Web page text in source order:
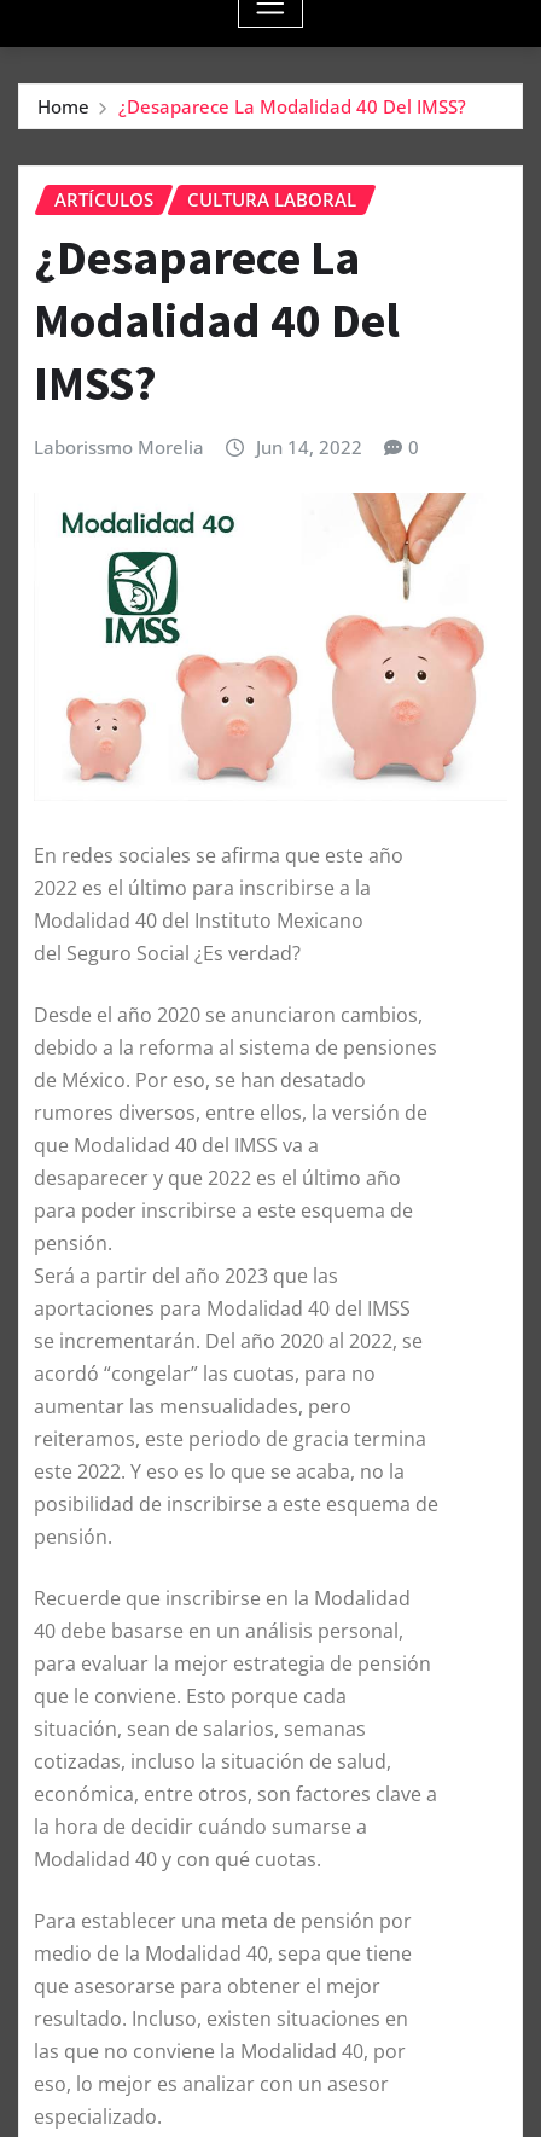
Home ¿Desaparece La Modalidad 40 Del IMSS?
ARTÍCULOS CULTURA LABORAL
¿Desaparece La
Modalidad 40 Del
IMSS?
Laborissmo Morelia Jun 14, 2022 0
En redes sociales se afirma que este año
2022 es el último para inscribirse a la
Modalidad 40 del Instituto Mexicano
del Seguro Social ¿Es verdad?
Desde el año 2020 se anunciaron cambios,
debido a la reforma al sistema de pensiones
de México. Por eso, se han desatado
rumores diversos, entre ellos, la versión de
que Modalidad 40 del IMSS va a
desaparecer y que 2022 es el último año
para poder inscribirse a este esquema de
pensión.
Será a partir del año 2023 que las
aportaciones para Modalidad 40 del IMSS
se incrementarán. Del año 2020 al 2022, se
acordó “congelar” las cuotas, para no
aumentar las mensualidades, pero
reiteramos, este periodo de gracia termina
este 2022. Y eso es lo que se acaba, no la
posibilidad de inscribirse a este esquema de
pensión.
Recuerde que inscribirse en la Modalidad
40 debe basarse en un análisis personal,
para evaluar la mejor estrategia de pensión
que le conviene. Esto porque cada
situación, sean de salarios, semanas
cotizadas, incluso la situación de salud,
económica, entre otros, son factores clave a
la hora de decidir cuándo sumarse a
Modalidad 40 y con qué cuotas.
Para establecer una meta de pensión por
medio de la Modalidad 40, sepa que tiene
que asesorarse para obtener el mejor
resultado. Incluso, existen situaciones en
las que no conviene la Modalidad 40, por
eso, lo mejor es analizar con un asesor
especializado.